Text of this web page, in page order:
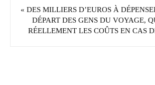
« DES MILLIERS D’EUROS À
DÉPART DES GENS DU VOYAGE,
RÉELLEMENT LES COÛTS EN CAS